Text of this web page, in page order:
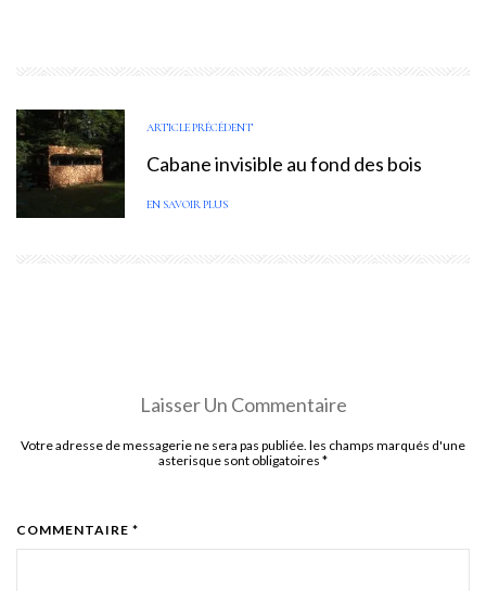
ARTICLE PRÉCÉDENT
Cabane invisible au fond des bois
EN SAVOIR PLUS
Laisser Un Commentaire
Votre adresse de messagerie ne sera pas publiée. les champs marqués d'une
asterisque sont obligatoires *
COMMENTAIRE *